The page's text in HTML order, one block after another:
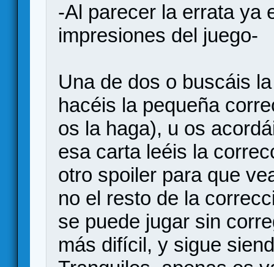
-Al parecer la errata ya
impresiones del juego-
Una de dos o buscáis
hacéis la pequeña
os la haga), u os
esa carta leéis la
otro spoiler para que
no el resto de la
se puede jugar sin
más difícil, y sigue